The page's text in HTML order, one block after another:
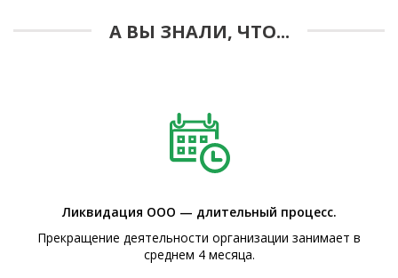
А ВЫ ЗНАЛИ, ЧТО...
Ликвидация ООО — длительный процесс.
Прекращение деятельности организации занимает в
среднем 4 месяца.